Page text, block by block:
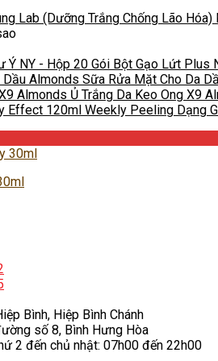
₫.
Bột Gạo Lứt Plus
Sữa Rửa Mặt Cho Da
Ủ Trắng Da Keo Ong X9
Bình, Hiệp Bình Chánh
số 8, Bình Hưng Hòa
2 đến chủ nhật: 07h00 đến 22h00